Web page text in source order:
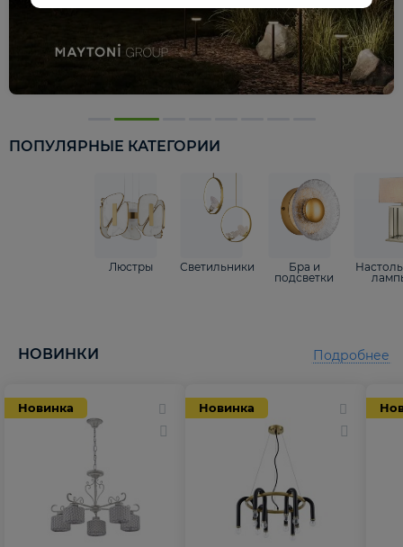
ПОПУЛЯРНЫЕ КАТЕГОРИИ
Люстры Светильники
Бра и
подсветки
НОВИНКИ
Новинка Новинка
Подробнее